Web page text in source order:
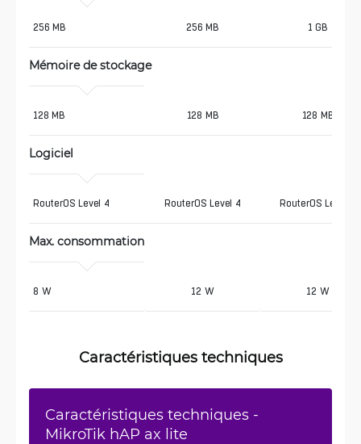
256 MB 256 MB 1 GB
Mémoire de stockage
128 MB 128 MB 128 MB
Logiciel
RouterOS Level 4 RouterOS Level 4 RouterOS Level 4
Max. consommation
8 W 12 W 12 W
Caractéristiques techniques
Caractéristiques techniques -
MikroTik hAP ax lite